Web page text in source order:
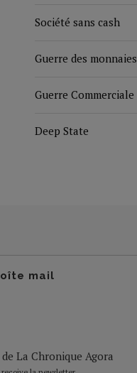
Société sans cash
Guerre des monnaies
Guerre Commerciale
Deep State
mail
La Chronique Agora